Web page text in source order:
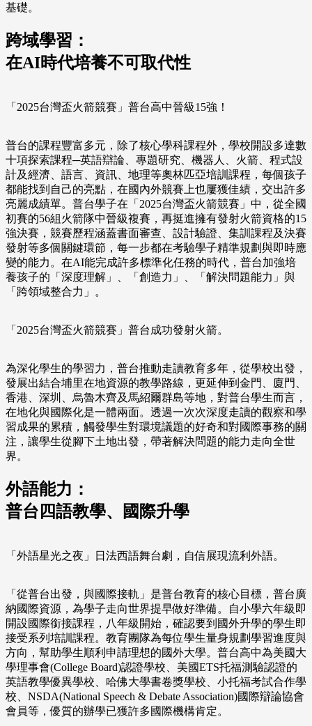
基礎。
跨域學習：
在AI時代培養不可取代性
「2025台灣盃火箭競賽」普台高中晉級15強！
普台的課程豐富多元，除了核心學科課程外，學校開設多達數
十項探索課程─英語辯論、專題研究、機器人、火箭、程式設
計及經濟、語言、資訊、地理等奧林匹亞培訓課程，每個孩子
都能找到自己的亮點，在國內外競賽上也屢獲佳績，交出許多
亮麗成績單。普台學子在「2025台灣盃火箭競賽」中，從全國
初賽的56組火箭隊中晉級複賽，再挺進擁有發射火箭資格的15
強決賽，競賽歷程涵蓋書面審查、設計驗證、集訓課程及決賽
發射等多個關鍵環節，每一步都在考驗學子精準規劃與即時應
變的能力。在AI能完成許多標準化任務的時代，普台加強培
養孩子的「深度理解」、「創造力」、「解決問題能力」與
「跨領域整合力」。
「2025台灣盃火箭競賽」普台成功發射火箭。
為深化學生的學習力，普台推動走讀教育多年，從學校出發，
發展出結合埔里在地資源的教學路線，更延伸到金門、廈門、
香港、深圳、烏魯木齊及馬紹爾群島等地，對普台學生而言，
在地化與國際化是一體兩面。透過一次次深度走讀的觀察和學
習成果的累積，觸發學生對環境議題的好奇和對國際事務的關
注，讓學生從腳下土地出發，帶著解決問題的能力走向全世
界。
外語能力：
普台四語教學、國際升學
「外語星光之夜」日法西語舞台劇，自信展現流利外語。
「從普台出發，與國際接軌」是普台教育的核心目標，普台廣
納國際資源，為學子走向世界提早做好準備。自小學六年級即
開設國際銜接課程，八年級開始，確認要到國外升學的學生即
接受系列培訓課程。教育團隊為每位學生量身規劃學習進度與
方向，幫助學生順利申請理想的國外大學。普台高中為美國大
學理事會(College Board)認證學校、美國ETS托福測驗認證的
英語教學優異學校、哈佛大學書卷獎學校、小托福考試合作學
校、NSDA(National Speech & Debate Association)國際辯論協會
會員等，優質的辦學已獲許多國際機構肯定。